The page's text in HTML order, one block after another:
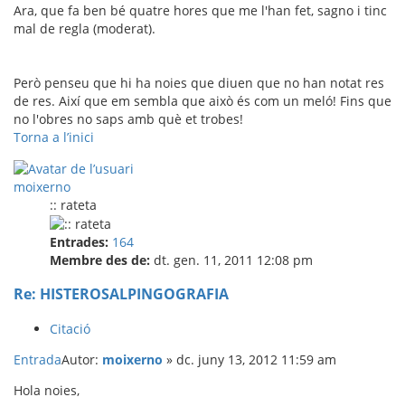
Ara, que fa ben bé quatre hores que me l'han fet, sagno i tinc
mal de regla (moderat).
Però penseu que hi ha noies que diuen que no han notat res
de res. Així que em sembla que això és com un meló! Fins que
no l'obres no saps amb què et trobes!
Torna a l’inici
moixerno
:: rateta
Entrades: 164
Membre des de: dt. gen. 11, 2011 12:08 pm
Re: HISTEROSALPINGOGRAFIA
Citació
EntradaAutor: moixerno » dc. juny 13, 2012 11:59 am
Hola noies,